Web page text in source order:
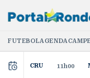
FUTEBOLAGENDA
CRU 11h00